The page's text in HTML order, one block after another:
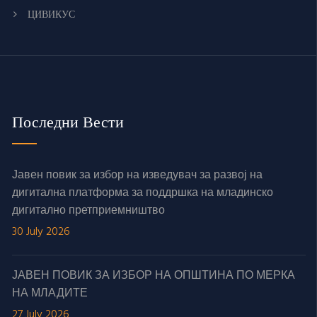
ЦИВИКУС
Последни Вести
Јавен повик за избор на изведувач за развој на
дигитална платформа за поддршка на младинско
дигитално претприемништво
30 July 2026
ЈАВЕН ПОВИК ЗА ИЗБОР НА ОПШТИНА ПО МЕРКА
НА МЛАДИТЕ